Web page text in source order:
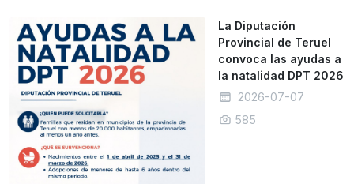
La Diputación
Provincial de Teruel
convoca las ayudas a
la natalidad DPT 2026
2026-07-07
585